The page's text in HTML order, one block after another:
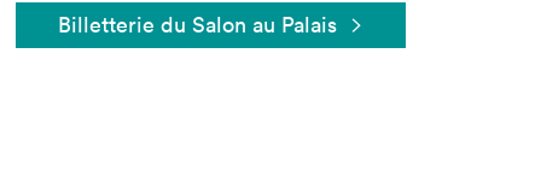
Billetterie du Salon au Palais